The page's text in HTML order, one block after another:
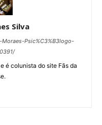
Silva
Psic%C3%B3logo-
é colunista do site Fãs da